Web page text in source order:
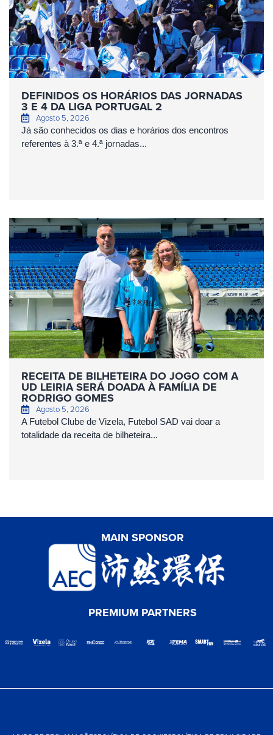
DEFINIDOS OS HORÁRIOS DAS JORNADAS
3 E 4 DA LIGA PORTUGAL 2
Agosto 5, 2026
Já são conhecidos os dias e horários dos encontros
referentes à 3.ª e 4.ª jornadas...
RECEITA DE BILHETEIRA DO JOGO COM A
UD LEIRIA SERÁ DOADA À FAMÍLIA DE
RODRIGO GOMES
Agosto 5, 2026
A Futebol Clube de Vizela, Futebol SAD vai doar a
totalidade da receita de bilheteira...
MAIN SPONSOR
PREMIUM PARTNERS